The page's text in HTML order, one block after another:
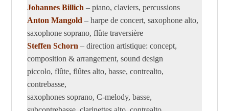
Johannes Billich– piano, claviers, percussions
Anton Mangold– harpe de concert, saxophone alto,
saxophone soprano, flûte traversière
Steffen Schorn– direction artistique: concept,
composition & arrangement, sound design
piccolo, flûte, flûtes alto, basse, contrealto,
contrebasse,
saxophones soprano, C-melody, basse,